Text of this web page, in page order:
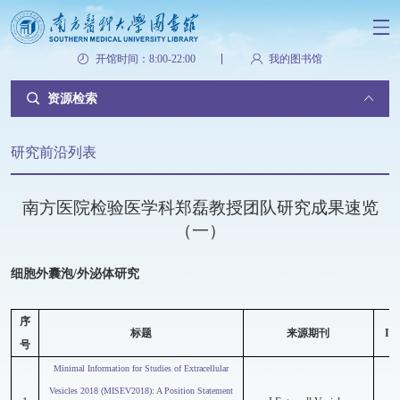
开馆时间：8:00-22:00 我的图书馆
资源检索
研究前沿列表
南方医院检验医学科郑磊教授团队研究成果速览
（一）
细胞外囊泡/外泌体研究
序
号
标题 来源期刊
Minimal Information for Studies of Extracellular
Vesicles 2018 (MISEV2018): A Position Statement